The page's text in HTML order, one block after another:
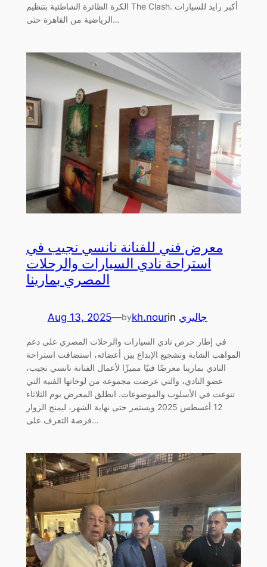
الكرة الطائرة الشاطئية بتنظيم The Clash. أكبر رايد للسيارات
الرياضية من القاهرة حتى…
معرض فني للفنانة نانسي نجيب في
استراحة نادي السيارات والرحلات
المصري بمارينا
Aug 13, 2025—bykh.nourin جاليري
في إطار حرص نادي السيارات والرحلات المصري على دعم
المواهب الشابة وتشجيع الإبداع بين أعضائه، استضافت استراحة
النادي بمارينا معرضًا فنيًا مميزًا لأعمال الفنانة نانسي نجيب،
عضو النادي، والتي عرضت مجموعة من لوحاتها الفنية التي
تنوعت في الأسلوب والموضوعات. انطلق المعرض يوم الثلاثاء
12 أغسطس 2025 ويستمر حتى نهاية الشهر، ليمنح الزوار
فرصة التعرف على…